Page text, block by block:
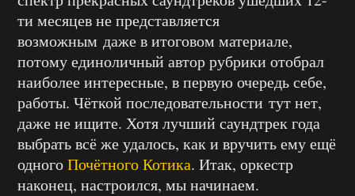
ти месяцев не представляется
возможным даже в итоговом материале,
потому единоличный автор рубрики отобрал
наиболее интересные, в первую очередь себе,
работы. Чёткой последовательности тут нет,
даже не ищите. Хотя лучший саундтрек года
выбрать всё же удалось, как и вручить ему ещё
одногоПочётного Котика. Итак, оркестр
наконец, настроился, мы начинаем.